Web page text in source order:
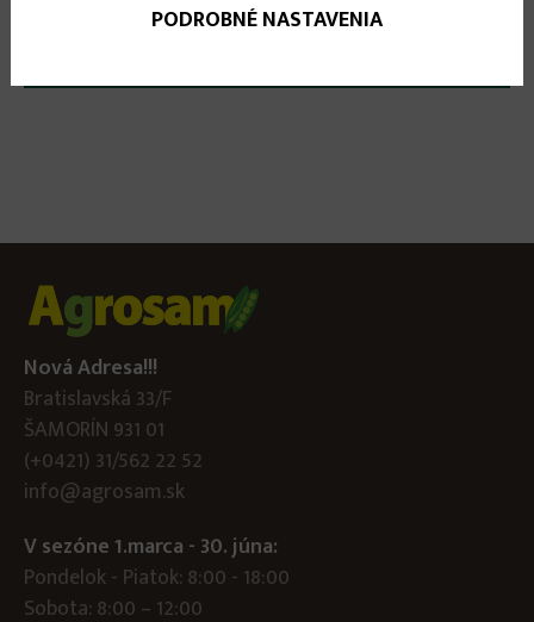
Nová Adresa!!!
Bratislavská 33/F
ŠAMORÍN 931 01
(+0421) 31/562 22 52
info@agrosam.sk
V sezóne 1.marca - 30. júna:
Pondelok - Piatok: 8:00 - 18:00
Sobota: 8:00 – 12:00
PODROBNÉ NASTAVENIA